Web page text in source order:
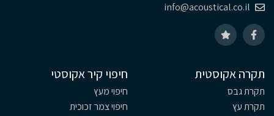
info@acoustical.co.il
תקרה אקוסטית
תקרת גבס
תקרת עץ
חיפוי קיר אקוסטי
חיפוי מעץ
חיפוי צמר זכוכית